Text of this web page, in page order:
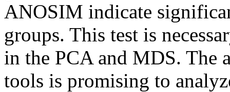
ANOSIM indicate
groups. This test is
in the PCA and MDS. The
tools is promising to